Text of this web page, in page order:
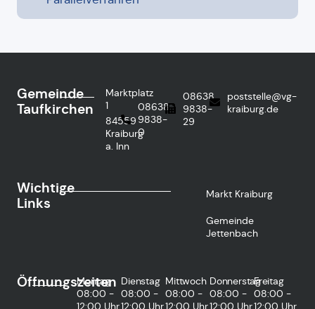
Gemeinde
Taufkirchen
Marktplatz
1
84559
Kraiburg
a. Inn
08638
9838-
0
08638
9838-
29
poststelle@vg-
kraiburg.de
Wichtige
Links
Markt Kraiburg
Gemeinde
Jettenbach
Öffnungszeiten
Montag
08:00 -
12:00 Uhr
Dienstag
08:00 -
12:00 Uhr
Mittwoch
08:00 -
12:00 Uhr
Donnerstag
08:00 -
12:00 Uhr
Freitag
08:00 -
12:00 Uhr